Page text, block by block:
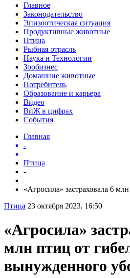
Главное
Законодательство
Эпизоотическая ситуация
Продуктивные животные
Птица
Рыбная отрасль
Наука и Технологии
Зообизнес
Домашние животные
Потребитель
Образование и карьера
Видео
ВиЖ в цифрах
События
Главная
-
Птица
-
«Агросила» застраховала 6
Птица 23 октября 2023, 16:50
«Агросила»
млн птиц от
вынужденного